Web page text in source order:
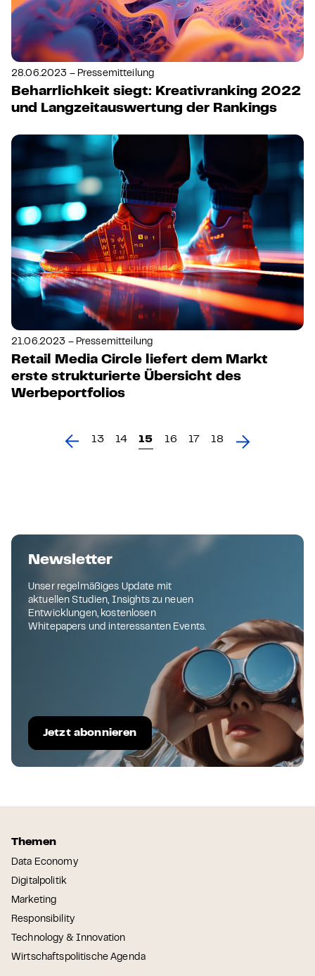
28.06.2023 – Pressemitteilung
Beharrlichkeit siegt: Kreativranking 2022
und Langzeitauswertung der Rankings
21.06.2023 – Pressemitteilung
Retail Media Circle liefert dem Markt
erste strukturierte Übersicht des
Werbeportfolios
13 14 15 16 17 18
Newsletter
Unser regelmäßiges Update mit
aktuellen Studien, Insights zu neuen
Entwicklungen, kostenlosen
Whitepapers und interessanten Events.
Jetzt abonnieren
Themen
Data Economy
Digitalpolitik
Marketing
Responsibility
Technology & Innovation
Wirtschaftspolitische Agenda